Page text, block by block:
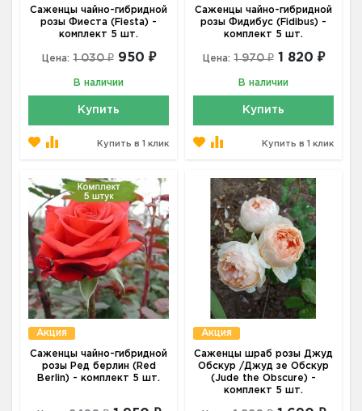
Саженцы чайно-гибридной
розы Фиеста (Fiesta) -
комплект 5 шт.
Цена: 1 030 ₽ 950 ₽
В наличии
Купить
Купить в 1 клик
Саженцы чайно-гибридной
розы Фидибус (Fidibus) -
комплект 5 шт.
Цена: 1 970 ₽ 1 820 ₽
В наличии
Купить
Купить в 1 клик
Акция
Саженцы чайно-гибридной
розы Ред берлин (Red
Berlin) - комплект 5 шт.
Акция
Саженцы шраб розы Джуд
Обскур /Джуд зе Обскур
(Jude the Obscure) -
комплект 5 шт.